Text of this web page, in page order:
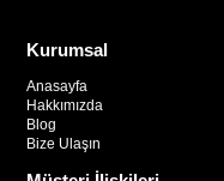
Kurumsal
Anasayfa
Hakkımızda
Blog
Bize Ulaşın